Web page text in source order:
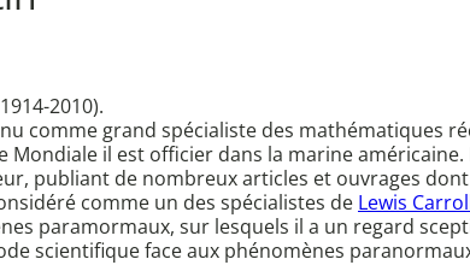
2010).
comme grand spécialiste des mathématiques
Mondiale il est officier dans la marine
publiant de nombreux articles et ouvrages dont
comme un des spécialistes de Lewis
paramormaux, sur lesquels il a un regard
scientifique face aux phénomènes